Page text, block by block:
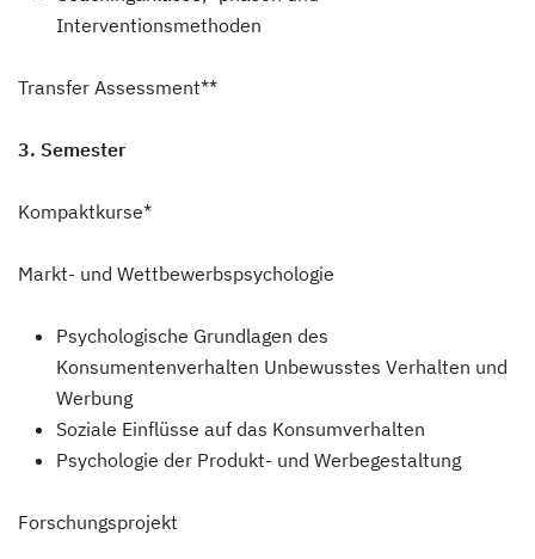
Interventionsmethoden
Transfer Assessment**
3. Semester
Kompaktkurse*
Markt- und Wettbewerbspsychologie
Psychologische Grundlagen des
Konsumentenverhalten Unbewusstes Verhalten und
Werbung
Soziale Einflüsse auf das Konsumverhalten
Psychologie der Produkt- und Werbegestaltung
Forschungsprojekt